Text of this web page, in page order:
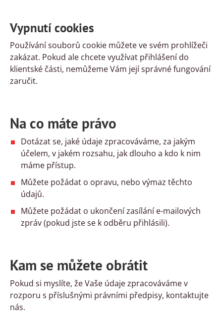
Vypnutí cookies
Používání souborů cookie můžete ve svém prohlížeči
zakázat. Pokud ale chcete využívat přihlášení do
klientské části, nemůžeme Vám její správné fungování
zaručit.
Na co máte právo
Dotázat se, jaké údaje zpracováváme, za jakým
účelem, v jakém rozsahu, jak dlouho a kdo k nim
máme přístup.
Můžete požádat o opravu, nebo výmaz těchto
údajů.
Můžete požádat o ukončení zasílání e-mailových
zpráv (pokud jste se k odběru přihlásili).
Kam se můžete obrátit
Pokud si myslíte, že Vaše údaje zpracováváme v
rozporu s příslušnými právními předpisy, kontaktujte
nás.